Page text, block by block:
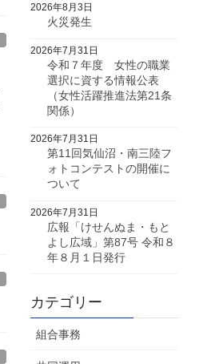
火災発生
2026年8月3日
令和７年度 女性の職業
選択に資する情報公表
（女性活躍推進法第21条
関係）
2026年7月31日
第11回気仙沼・南三陸フ
ォトコンテストの開催に
ついて
2026年7月31日
広報「けせんぬま・もと
よし広域」第87号 令和８
年８月１日発行
2026年7月31日
カテゴリー
組合事務